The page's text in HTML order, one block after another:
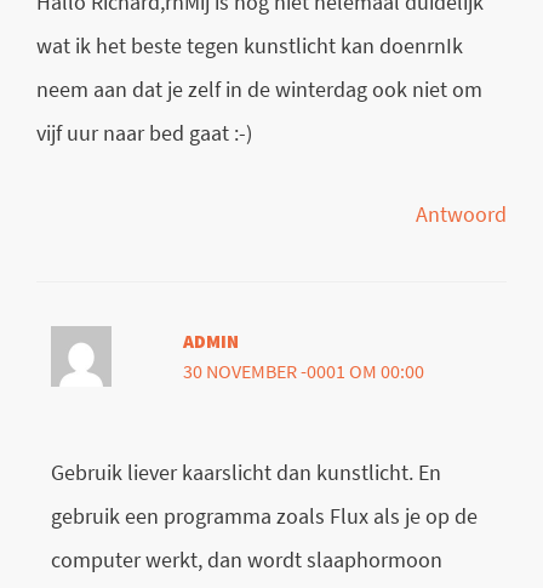
wat ik het beste tegen kunstlicht kan doenrnIk
neem aan dat je zelf in de winterdag ook niet om
vijf uur naar bed gaat :-)
Antwoord
ADMIN
30 NOVEMBER -0001 OM 00:00
Gebruik liever kaarslicht dan kunstlicht. En
gebruik een programma zoals Flux als je op de
computer werkt, dan wordt slaaphormoon